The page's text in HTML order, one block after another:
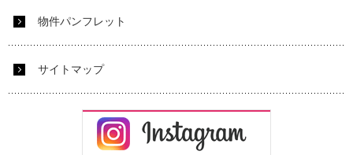
物件パンフレット
サイトマップ